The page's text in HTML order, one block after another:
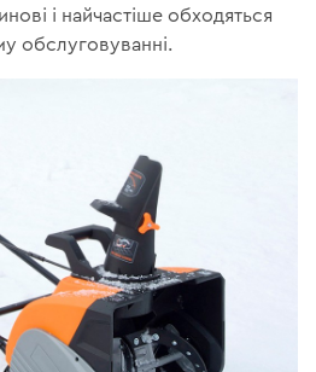
і найчастіше обходяться
обслуговуванні.